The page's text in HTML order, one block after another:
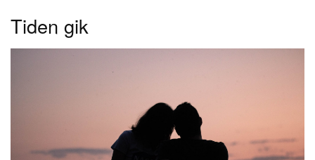
Tiden gik